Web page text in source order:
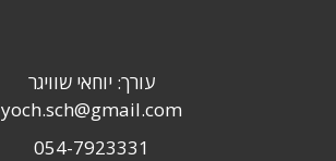
עורך: יוחאי שוויגר
yoch.sch@gmail.com
054-7923331